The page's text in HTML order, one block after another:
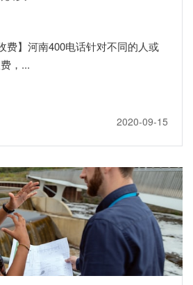
费】河南400电话针对不同的人或
，...
2020-09-15